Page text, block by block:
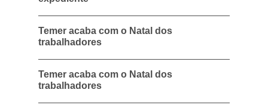
Temer acaba com o Natal dos
trabalhadores
Temer acaba com o Natal dos
trabalhadores